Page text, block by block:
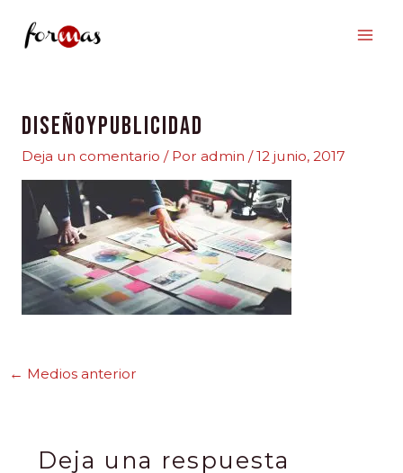
diseñoypublicidad
Deja un comentario / Por admin /12 junio, 2017
← Medios anterior
Deja una respuesta